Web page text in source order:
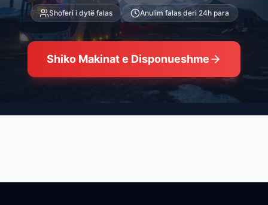
Shoferi i dytë falas
Anulim falas deri 24h para
Shiko Makinat e Disponueshme